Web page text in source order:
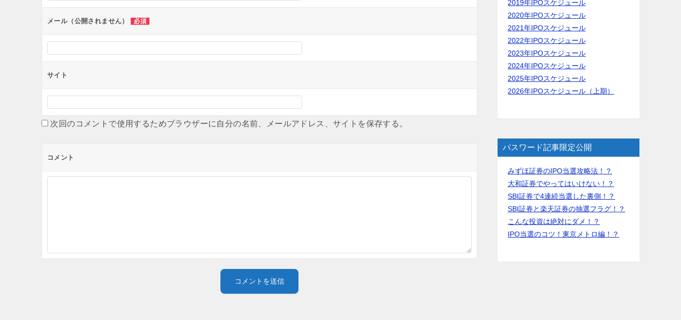
メール（公開されません） 必須
サイト
次回のコメントで使用するためブラウザーに自分の名前、メールアドレス、サイトを保存する。
コメント
2019年IPOスケジュール
2020年IPOスケジュール
2021年IPOスケジュール
2022年IPOスケジュール
2023年IPOスケジュール
2024年IPOスケジュール
2025年IPOスケジュール
2026年IPOスケジュール（上期）
パスワード記事限定公開
みずほ証券のIPO当選攻略法！？
大和証券でやってはいけない！？
SBI証券で4連続当選した裏側！？
SBI証券と楽天証券の抽選フラグ！？
こんな投資は絶対にダメ！？
IPO当選のコツ！東京メトロ編！？